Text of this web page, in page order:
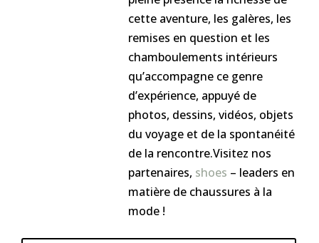
cette aventure, les galères, les
remises en question et les
chamboulements intérieurs
qu’accompagne ce genre
d’expérience, appuyé de
photos, dessins, vidéos, objets
du voyage et de la spontanéité
de la rencontre.Visitez nos
partenaires, shoes – leaders en
matière de chaussures à la
mode !